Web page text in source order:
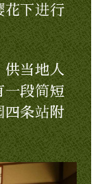
花下进行
供当地人
一段简短
四条站附